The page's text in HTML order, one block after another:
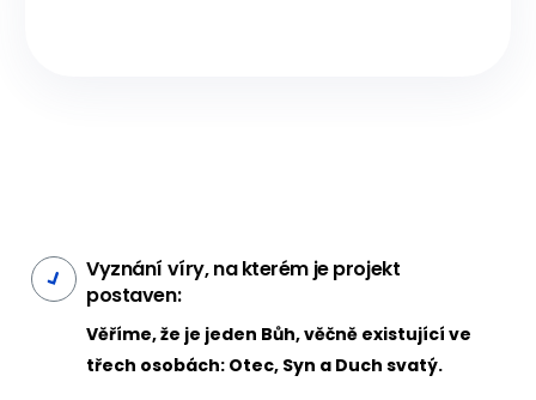
Vyznání víry, na kterém je projekt
postaven:
Věříme, že je jeden Bůh, věčně existující ve
třech osobách: Otec, Syn a Duch svatý.